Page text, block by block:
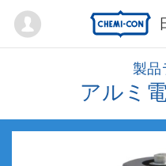
Mypage
製品
アルミ